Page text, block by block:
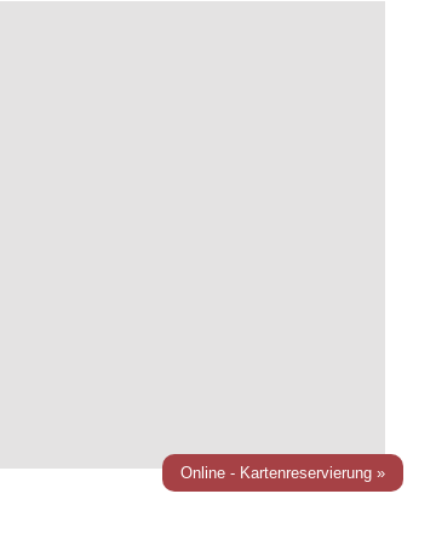
Online - Kartenreservierung »